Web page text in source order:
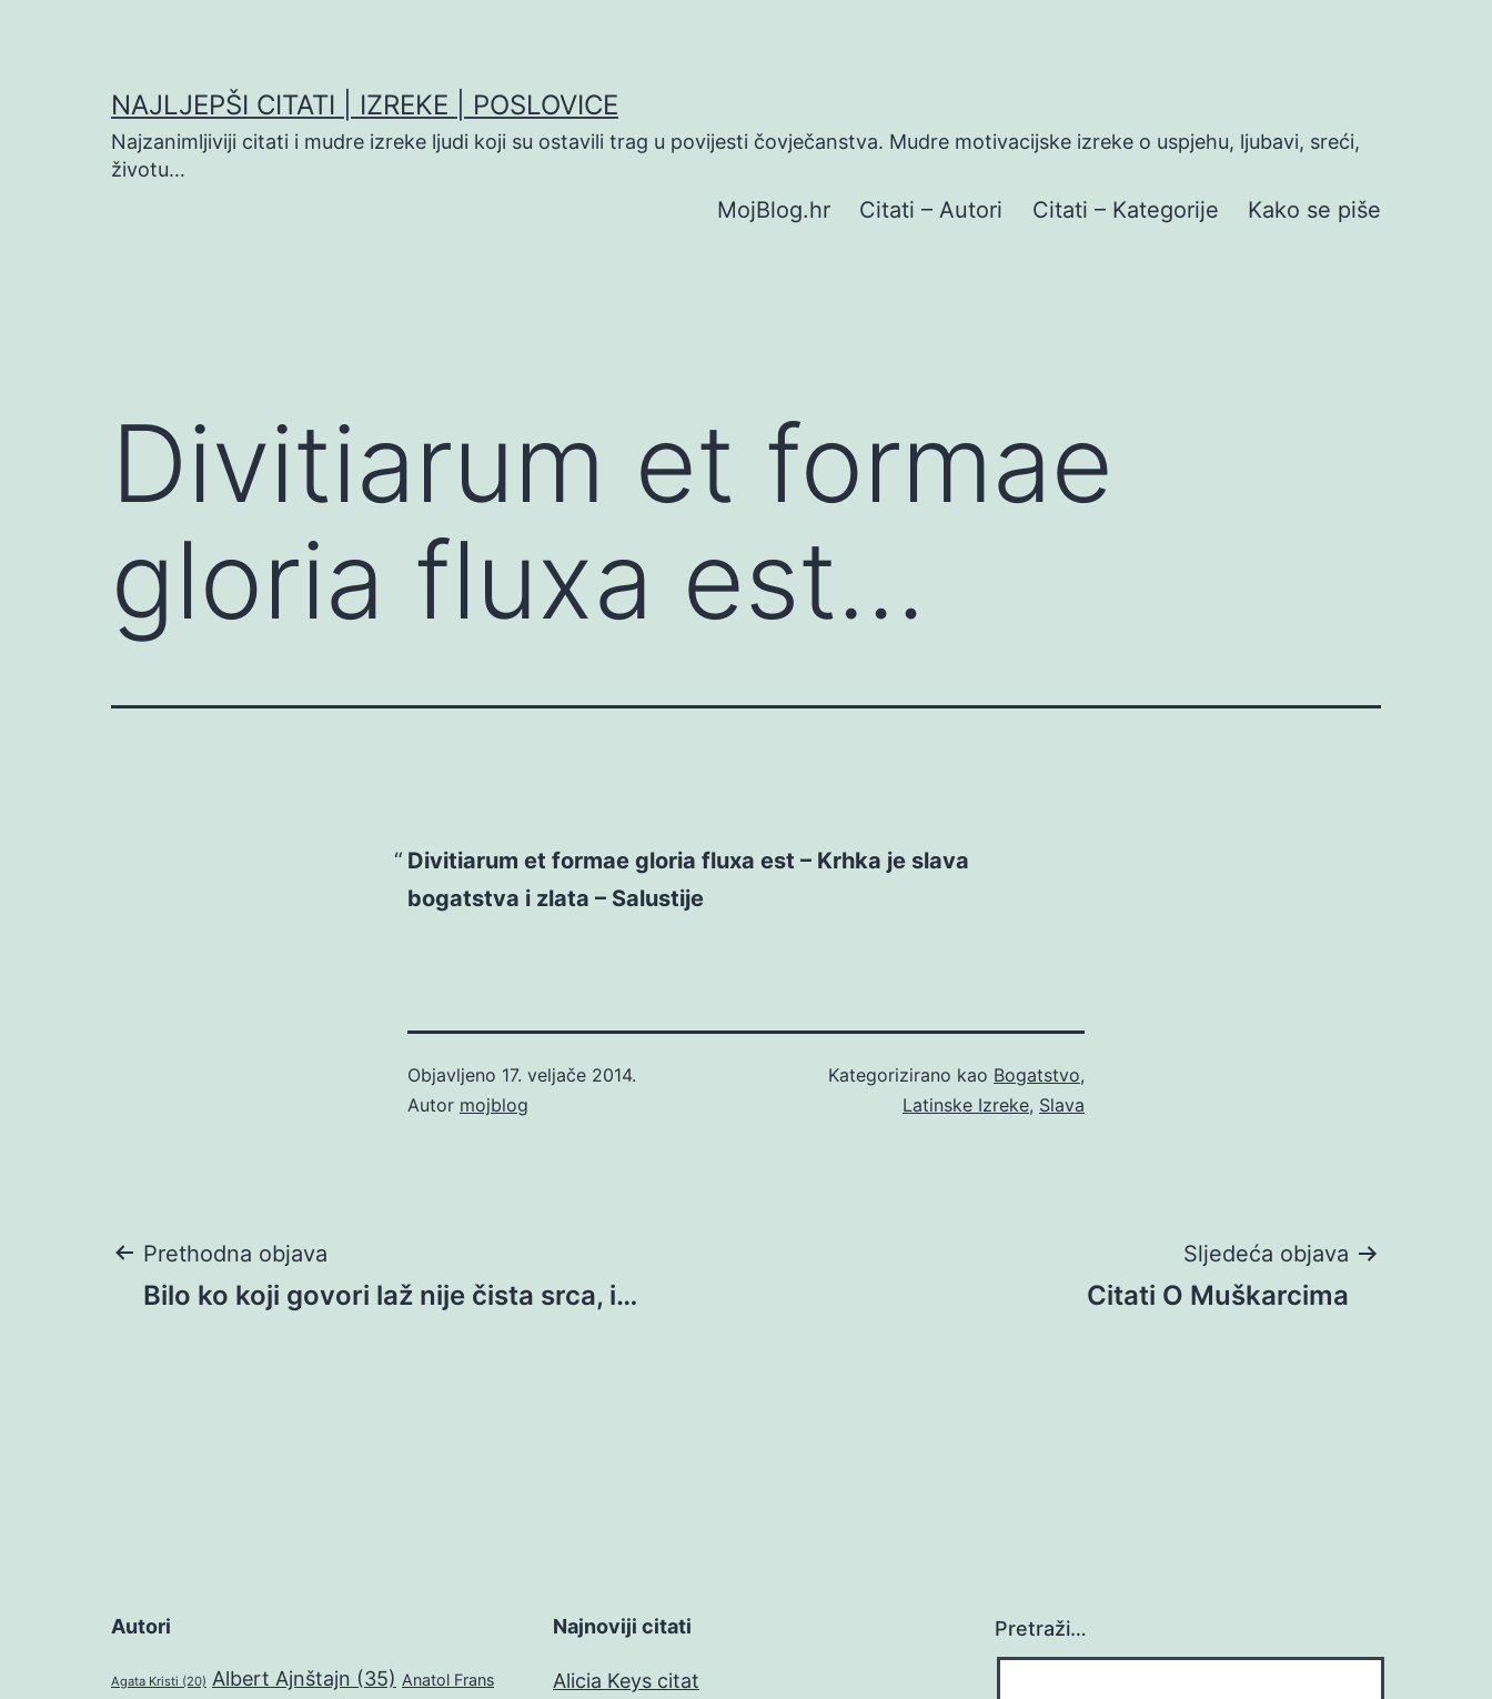
NAJLJEPŠI CITATI | IZREKE | POSLOVICE
Najzanimljiviji citati i mudre izreke ljudi koji su ostavili trag u povijesti čovječanstva. Mudre motivacijske izreke o uspjehu, ljubavi, sreći,
životu…
MojBlog.hr Citati – Autori Citati – Kategorije Kako se piše
Divitiarum et formae
gloria fluxa est…
Divitiarum et formae gloria fluxa est – Krhka je slava
bogatstva i zlata – Salustije
Objavljeno 17. veljače 2014.
Autor mojblog
Kategorizirano kao Bogatstvo,
Latinske Izreke, Slava
Navigacija
Prethodna objava
Bilo ko koji govori laž nije čista srca, i…
Sljedeća objava
Citati O Muškarcima
Autori
Agata Kristi (20) Albert Ajnštajn (35) Anatol Frans
Najnoviji citati
Alicia Keys citat
Pretraži…